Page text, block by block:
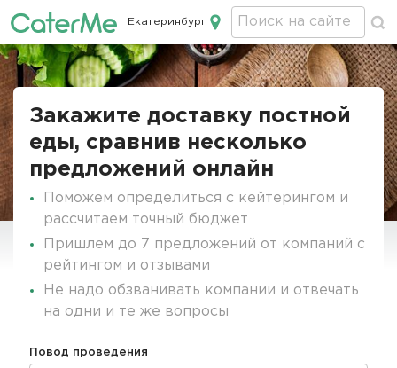
Кейтеринг в Екатеринбурге
Екатеринбург
Строка
Закажите доставку постной
еды, сравнив несколько
предложений онлайн
Поможем определиться с кейтерингом и
рассчитаем точный бюджет
Пришлем до 7 предложений от компаний с
рейтингом и отзывами
Не надо обзванивать компании и отвечать
на одни и те же вопросы
Повод проведения